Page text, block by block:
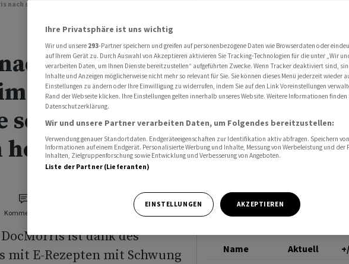
nach starkem Wachstum im Quartal auf Kurs - Aktie schnellt vorbörslich hoch
starkem
Quartal auf
schnellt
Kommentare
ist dank des
‌mit E-Rezepten ⁠mit Schwung
Name Aktuell
Ihre Privatsphäre ist uns wichtig
Wir und unsere 293-Partner speichern und greifen auf personenbezogene Daten wie Browserdaten oder
auf Ihrem Gerät zu. Durch Auswahl von Akzeptieren aktivieren Sie Tracking-Technologien für die unter „Wir
verarbeiten Daten, um Ihnen Dienste bereitzustellen“ aufgeführten Zwecke. Wenn Tracker deaktiviert sind,
Inhalte und Anzeigen möglicherweise nicht mehr so relevant für Sie. Sie können dieses Menü jederzeit wieder
Einstellungen zu ändern oder Ihre Einwilligung zu widerrufen, indem Sie auf den Link Voreinstellungen
Rand der Webseite klicken. Ihre Einstellungen gelten innerhalb unseres Website. Weitere Informationen finden
Datenschutzerklärung.
Wir und unsere Partner verarbeiten Daten, um Folgendes bereitzustellen:
Verwendung genauer Standortdaten. Endgeräteeigenschaften zur Identifikation aktiv abfragen. Speichern
Informationen auf einem Endgerät. Personalisierte Werbung und Inhalte, Messung von Werbeleistung und der
Inhalten, Zielgruppenforschung sowie Entwicklung und Verbesserung von Angeboten.
Liste der Partner (Lieferanten)
EINSTELLUNGEN AKZEPTIEREN